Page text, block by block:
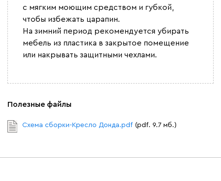
с мягким моющим средством и губкой,
чтобы избежать царапин.
На зимний период рекомендуется убирать
мебель из пластика в закрытое помещение
или накрывать защитными чехлами.
Полезные файлы
Схема сборки-Кресло Донда.pdf (pdf. 9.7 мб.)